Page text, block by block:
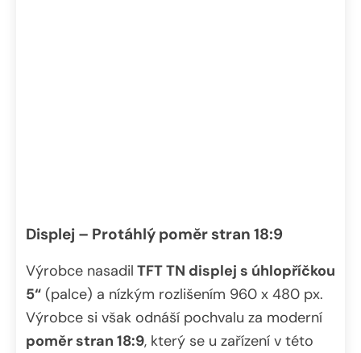
Displej – Protáhlý poměr stran 18:9
Výrobce nasadil TFT TN displej s úhlopříčkou
5“ (palce) a nízkým rozlišením 960 x 480 px.
Výrobce si však odnáší pochvalu za moderní
poměr stran 18:9, který se u zařízení v této